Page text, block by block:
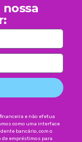
e não efetua
como uma interface
bancário, com o
de empréstimos para